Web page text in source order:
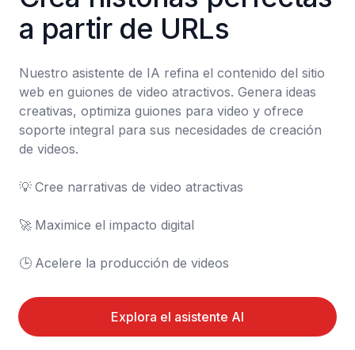
a partir de URLs
Nuestro asistente de IA refina el contenido del sitio
web en guiones de video atractivos. Genera ideas
creativas, optimiza guiones para video y ofrece
soporte integral para sus necesidades de creación
de videos.
💡	Cree narrativas de video atractivas
🚀	Maximice el impacto digital
🕒	Acelere la producción de videos
Explora el asistente AI